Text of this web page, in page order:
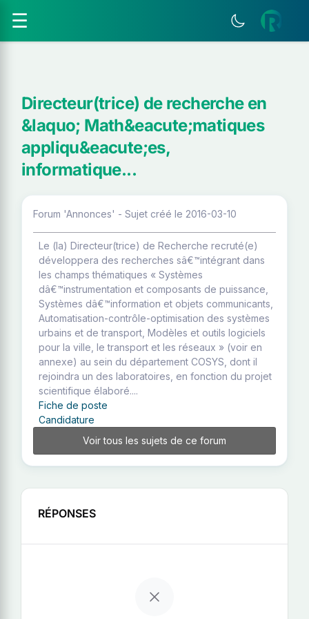
☰
Directeur(trice) de recherche en
&laquo; Math&eacute;matiques
appliqu&eacute;es,
informatique...
Forum 'Annonces' - Sujet créé le 2016-03-10
Le (la) Directeur(trice) de Recherche recruté(e)
développera des recherches sâ€™intégrant dans
les champs thématiques « Systèmes
dâ€™instrumentation et composants de puissance,
Systèmes dâ€™information et objets communicants,
Automatisation-contrôle-optimisation des systèmes
urbains et de transport, Modèles et outils logiciels
pour la ville, le transport et les réseaux » (voir en
annexe) au sein du département COSYS, dont il
rejoindra un des laboratoires, en fonction du projet
scientifique élaboré....
Fiche de poste
Candidature
Voir tous les sujets de ce forum
RÉPONSES